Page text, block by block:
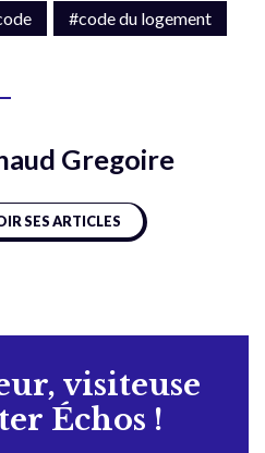
#code du logement
Gregoire
SES ARTICLES
visiteuse
Échos !